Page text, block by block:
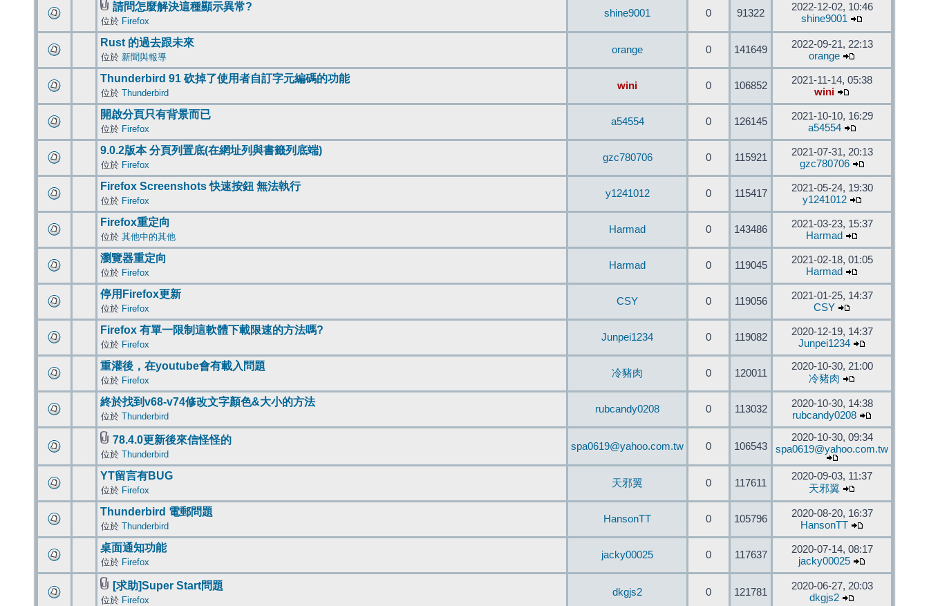
請問怎麼解決這種顯示異常?
位於 Firefox
shine9001 0 91322
2022-12-02, 10:46
shine9001
Rust 的過去跟未來
位於 新聞與報導
orange 0 141649
2022-09-21, 22:13
orange
Thunderbird 91 砍掉了使用者自訂字元編碼的功能
位於 Thunderbird
wini 0 106852
2021-11-14, 05:38
wini
開啟分頁只有背景而已
位於 Firefox
a54554 0 126145
2021-10-10, 16:29
a54554
9.0.2版本 分頁列置底(在網址列與書籤列底端)
位於 Firefox
gzc780706 0 115921
2021-07-31, 20:13
gzc780706
Firefox Screenshots 快速按鈕 無法執行
位於 Firefox
y1241012 0 115417
2021-05-24, 19:30
y1241012
Firefox重定向
位於 其他中的其他
Harmad 0 143486
2021-03-23, 15:37
Harmad
瀏覽器重定向
位於 Firefox
Harmad 0 119045
2021-02-18, 01:05
Harmad
停用Firefox更新
位於 Firefox
CSY 0 119056
2021-01-25, 14:37
CSY
Firefox 有單一限制這軟體下載限速的方法嗎?
位於 Firefox
Junpei1234 0 119082
2020-12-19, 14:37
Junpei1234
重灌後，在youtube會有載入問題
位於 Firefox
冷豬肉 0 120011
2020-10-30, 21:00
冷豬肉
終於找到v68-v74修改文字顏色&大小的方法
位於 Thunderbird
rubcandy0208 0 113032
2020-10-30, 14:38
rubcandy0208
78.4.0更新後來信怪怪的
位於 Thunderbird
spa0619@yahoo.com.tw 0 106543
2020-10-30, 09:34
spa0619@yahoo.com.tw
YT留言有BUG
位於 Firefox
天邪翼 0 117611
2020-09-03, 11:37
天邪翼
Thunderbird 電郵問題
位於 Thunderbird
HansonTT 0 105796
2020-08-20, 16:37
HansonTT
桌面通知功能
位於 Firefox
jacky00025 0 117637
2020-07-14, 08:17
jacky00025
[求助]Super Start問題
位於 Firefox
dkgjs2 0 121781
2020-06-27, 20:03
dkgjs2